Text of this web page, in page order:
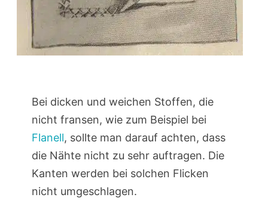
Bei dicken und weichen Stoffen, die
nicht fransen, wie zum Beispiel bei
Flanell, sollte man darauf achten, dass
die Nähte nicht zu sehr auftragen. Die
Kanten werden bei solchen Flicken
nicht umgeschlagen.